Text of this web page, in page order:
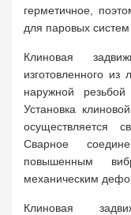
герметичное,
для паровых систем
Клиновая
изготовленного
наружной
Установка
осуществляется
Сварное
повышенным
механическим
Клиновая